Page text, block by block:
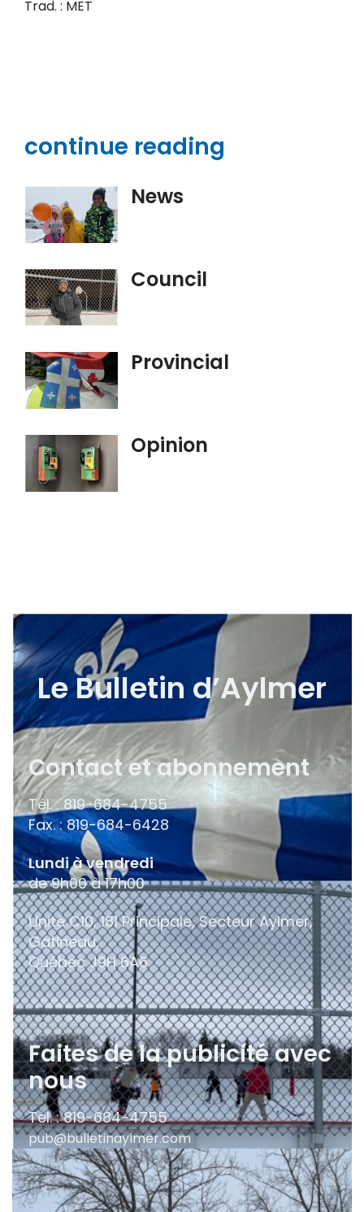
Trad. : MET
continue reading
News
Council
Provincial
Opinion
Le Bulletin d’Aylmer
Contact et abonnement
Tél. : 819-684-4755
Fax. : 819-684-6428
Lundi à vendredi
de 9h00 à 17h00
Unité C10, 181 Principale, Secteur Aylmer,
Gatineau,
QuébecJ9H 6A6
Faites de la publicité avec
nous
Tel. : 819-684-4755
pub@bulletinaylmer.com